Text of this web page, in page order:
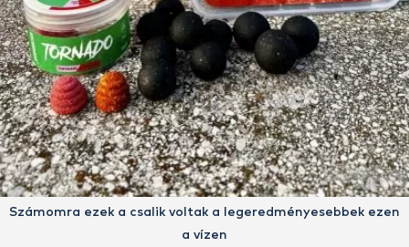
Számomra ezek a csalik voltak a legeredményesebbek ezen
a vízen